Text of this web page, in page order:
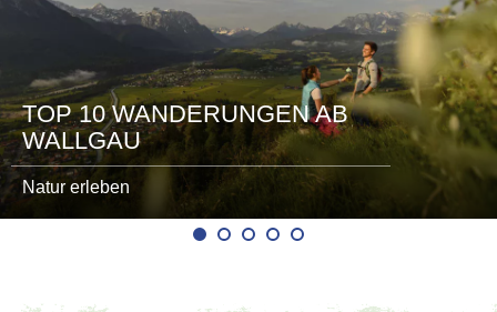
TOP 10 WANDERUNGEN AB
WALLGAU
Natur erleben